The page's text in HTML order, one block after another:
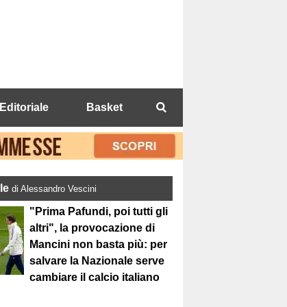
Editoriale Basket
di Alessandro Vescini
"Prima Pafundi, poi tutti gli
altri", la provocazione di
Mancini non basta più: per
salvare la Nazionale serve
cambiare il calcio italiano